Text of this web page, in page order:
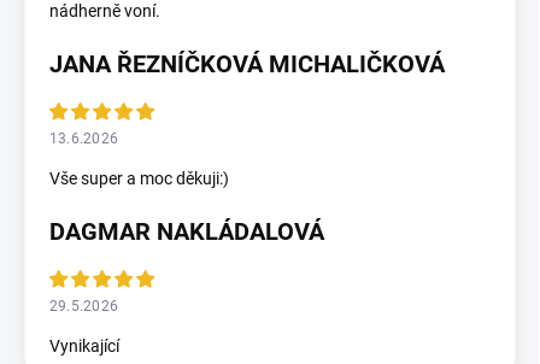
nádherně voní.
JANA ŘEZNÍČKOVÁ MICHALIČKOVÁ
13.6.2026
Vše super a moc děkuji:)
DAGMAR NAKLÁDALOVÁ
29.5.2026
Vynikající